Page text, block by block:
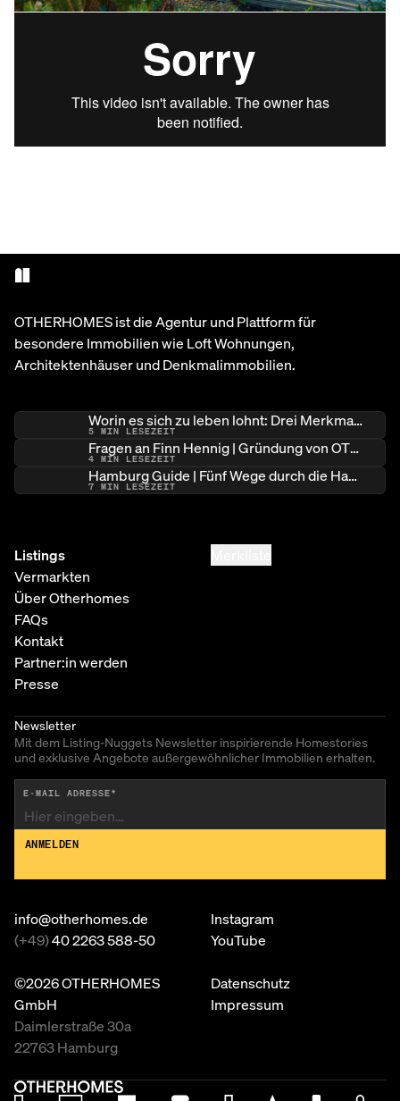
OTHERHOMES ist die Agentur und Plattform für
besondere Immobilien wie Loft Wohnungen,
Architektenhäuser und Denkmalimmobilien.
Worin es sich zu leben lohnt: Drei Merkmale besonderer Immobilien
5 MIN LESEZEIT
Fragen an Finn Hennig | Gründung von OTHERHOMES
4 MIN LESEZEIT
Hamburg Guide | Fünf Wege durch die Hamburger Architekturlandschaft
7 MIN LESEZEIT
Listings
Vermarkten
Über Otherhomes
FAQs
Kontakt
Partner:in werden
Presse
Newsletter
Mit dem Listing-Nuggets Newsletter inspirierende Homestories
und exklusive Angebote außergewöhnlicher Immobilien erhalten.
E-MAIL ADRESSE*
ANMELDEN
info@otherhomes.de
(+49)40 2263 588-50
Instagram
YouTube
©2026OTHERHOMES
GmbH
Daimlerstraße 30a
22763 Hamburg
Datenschutz
Impressum